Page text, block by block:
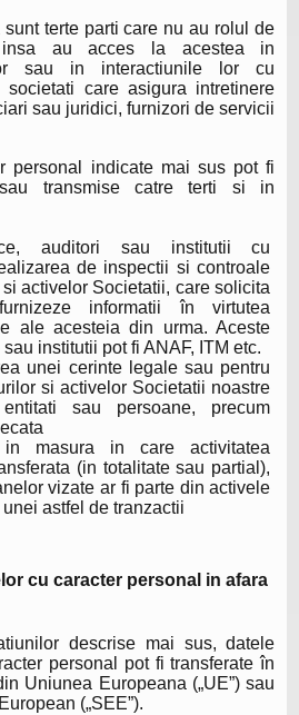
terte parti care nu au rolul de
au acces la acestea in
sau in interactiunile lor cu
care asigura intretinere
sau juridici, furnizori de servicii
personal indicate mai sus pot fi
transmise catre terti si in
auditori sau institutii cu
de inspectii si controale
activelor Societatii, care solicita
informatii în virtutea
ale acesteia din urma. Aceste
institutii pot fi ANAF, ITM etc.
unei cerinte legale sau pentru
si activelor Societatii noastre
sau persoane, precum
in masura in care activitatea
(in totalitate sau partial),
vizate ar fi parte din activele
astfel de tranzactii
cu caracter personal in afara
descrise mai sus, datele
personal pot fi transferate în
Uniunea Europeana („UE”) sau
(„SEE”).